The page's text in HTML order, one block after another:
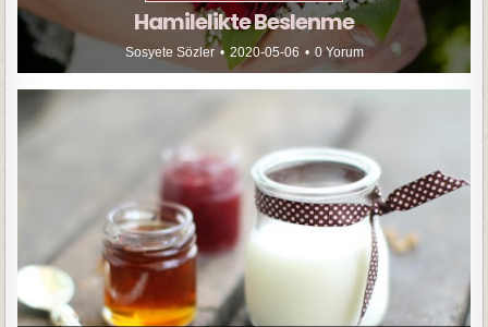
Hamilelikte Beslenme
Sosyete Sözler 2020-05-06 0 Yorum